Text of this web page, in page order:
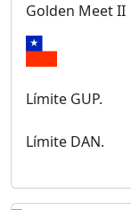
Golden Meet II
Límite GUP.
Límite DAN.